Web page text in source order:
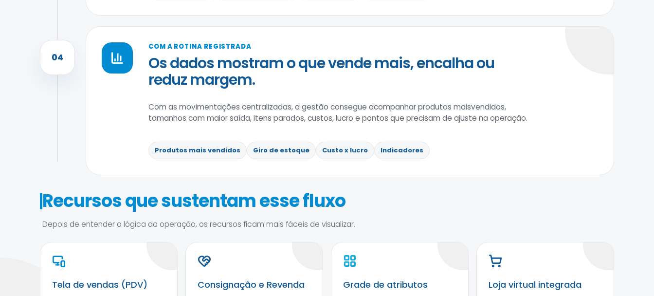
04
COM A ROTINA REGISTRADA
Os dados mostram o que vende mais, encalha ou
reduz margem.
Com as movimentações centralizadas, a gestão consegue acompanhar produtos maisvendidos,
tamanhos com maior saída, itens parados, custos, lucro e pontos que precisam de ajuste na operação.
Produtos mais vendidos Giro de estoque Custo x lucro Indicadores
Recursos que sustentam esse fluxo
Depois de entender a lógica da operação, os recursos ficam mais fáceis de visualizar.
Tela de vendas (PDV) Consignação e Revenda Grade de atributos Loja virtual integrada